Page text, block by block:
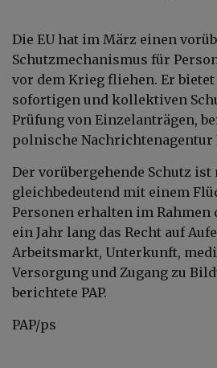
Die EU hat im März einen
Schutzmechanismus für
vor dem Krieg fliehen. Er
sofortigen und kollektiven
Prüfung von Einzelanträgen,
polnische Nachrichtenagentur
Der vorübergehende Schutz
gleichbedeutend mit einem
Personen erhalten im Rahmen
ein Jahr lang das Recht auf
Arbeitsmarkt, Unterkunft,
Versorgung und Zugang zu
berichtete PAP.
PAP/ps